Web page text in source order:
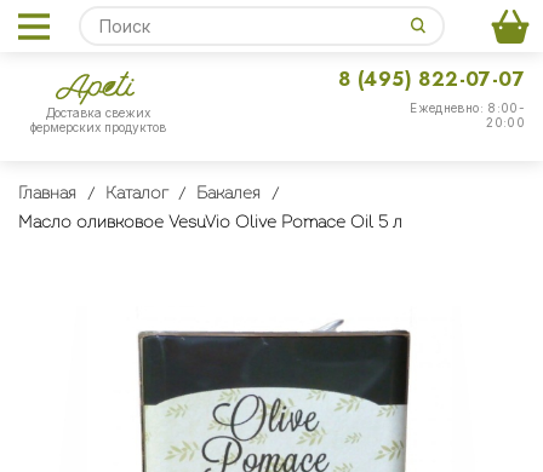
Доставка свежих
фермерских продуктов
Ежедневно: 8:00-
20:00
8 (495) 822-07-07
Главная Каталог
Бакалея
Масло оливковое VesuVio Olive Pomace Oil 5 л